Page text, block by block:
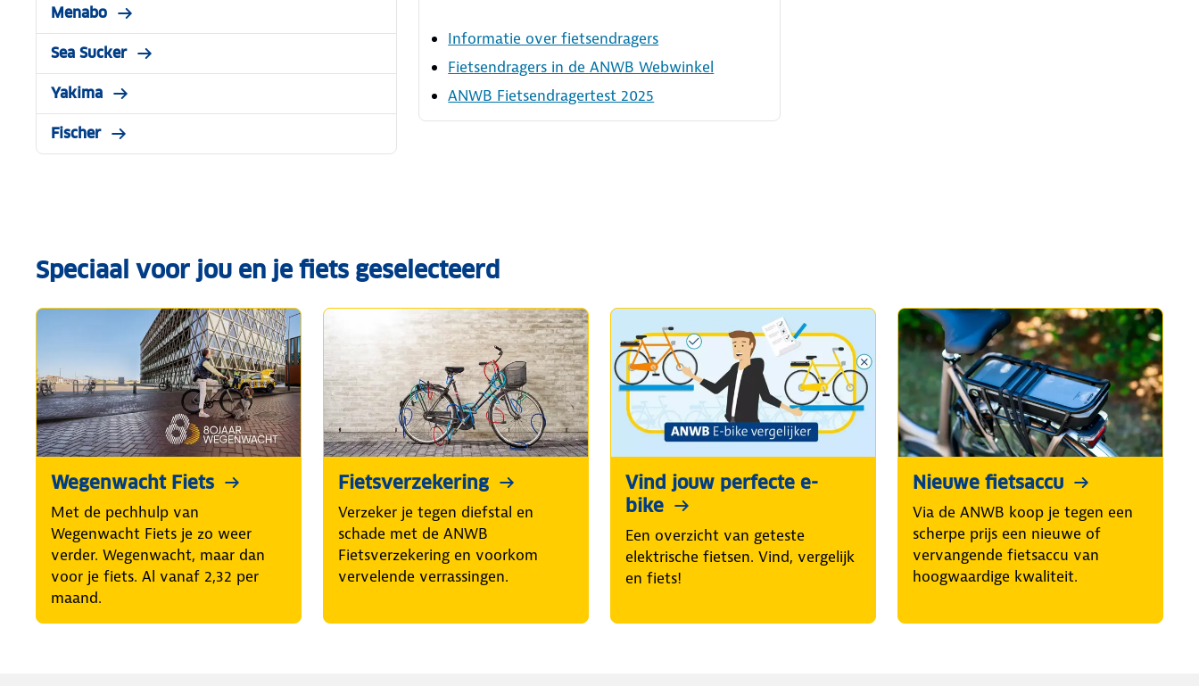
Menabo
Sea Sucker
Yakima
Fischer
Informatie over fietsendragers
Fietsendragers in de ANWB Webwinkel
ANWB Fietsendragertest 2025
Speciaal voor jou en je fiets geselecteerd
Wegenwacht Fiets
Met de pechhulp van
Wegenwacht Fiets je zo weer
verder. Wegenwacht, maar dan
voor je fiets. Al vanaf 2,32 per
maand.
Fietsverzekering
Verzeker je tegen diefstal en
schade met de ANWB
Fietsverzekering en voorkom
vervelende verrassingen.
Vind jouw perfecte e-
bike
Een overzicht van geteste
elektrische fietsen. Vind, vergelijk
en fiets!
Nieuwe fietsaccu
Via de ANWB koop je tegen een
scherpe prijs een nieuwe of
vervangende fietsaccu van
hoogwaardige kwaliteit.